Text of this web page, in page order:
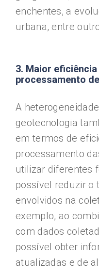
enchentes, a
urbana, entre
3. Maior
processamento
A
geotecnologia
em termos de
processamento
utilizar diferentes
possível reduzir o
envolvidos na
exemplo, ao
com dados
possível obter
atualizadas e de